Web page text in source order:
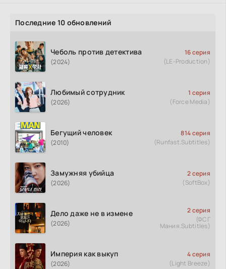
Последние 10 обновлений
Чеболь против детектива
(2024)
16 серия
(LE-Production)
Любимый сотрудник
(2026)
1 серия
(Force Media)
Бегущий человек
(2010)
814 серия
(Runfast.Subtitles)
Замужняя убийца
(2026)
2 серия
(SoftBox)
Дело даже не в измене
(2026)
2 серия
(ФСГ
Мания.Subtitles)
Империя как выкуп
(2026)
4 серия
(Light Breeze)